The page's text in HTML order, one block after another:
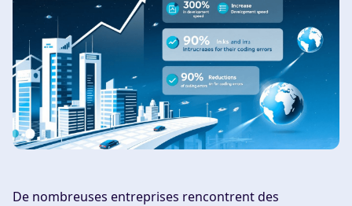
De nombreuses entreprises rencontrent des